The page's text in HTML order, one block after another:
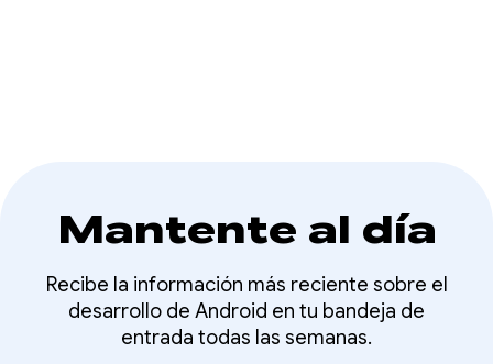
Mantente al día
Recibe la información más reciente sobre el
desarrollo de Android en tu bandeja de
entrada todas las semanas.